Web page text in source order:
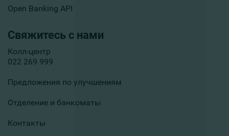
Open Banking API
Свяжитесь с нами
Колл-центр
022 269 999
Предложения по улучшениям
Отделение и банкоматы
Контакты